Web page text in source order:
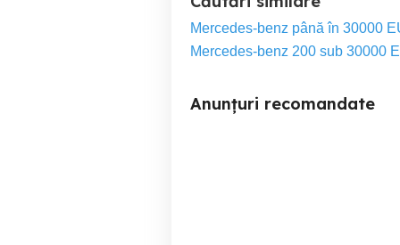
Mercedes-benz până în 30000
Mercedes-benz 200 sub 30000
Anunțuri recomandate